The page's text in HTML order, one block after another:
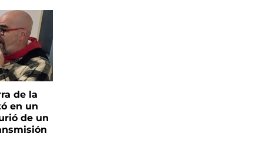
de la
en un
de un